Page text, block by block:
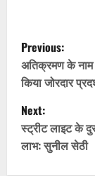
P
o
s
t
n
Previous:
अतिक्रमण के नाम
किया जोरदार
Next:
स्ट्रीट लाइट के
लाभ: सुनील सेठी